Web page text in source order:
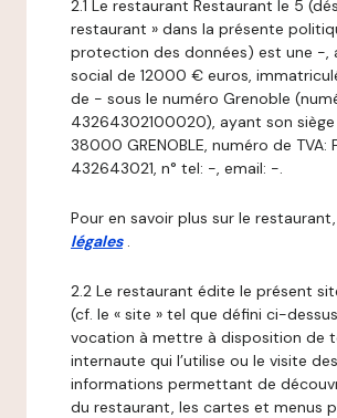
2.1 Le restaurant Restaurant le 5
restaurant » dans la présente
protection des données) est une -,
social de 12000 € euros,
de - sous le numéro Grenoble
43264302100020), ayant son siège
38000 GRENOBLE, numéro de TVA:
432643021, n° tel: -, email: -.
Pour en savoir plus sur le restaurant,
légales .
2.2 Le restaurant édite le présent
(cf. le « site » tel que défini ci-
vocation à mettre à disposition de
internaute qui l’utilise ou le visite des
informations permettant de
du restaurant, les cartes et menus